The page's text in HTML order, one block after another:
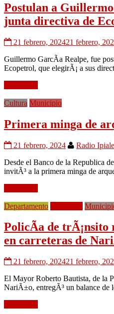
Postulan a
junta directiva de
21 febrero, 202421 febrero,
Guillermo GarcÃ­a Realpe, fue
Ecopetrol, que elegirÃ¡ a sus
Cultura Municipio
Primera minga de
21 febrero, 2024
Radio
Desde el Banco de la Republica
invitÃ³ a la primera minga de
Departamento
PolicÃ­a de trÃ¡nsito
en carreteras de
21 febrero, 202421 febrero,
El Mayor Roberto Bautista, de la
NariÃ±o, entregÃ³ un balance de